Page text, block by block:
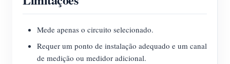
Mede apenas o circuito selecionado.
Requer um ponto de instalação adequado e um canal
de medição ou medidor adicional.